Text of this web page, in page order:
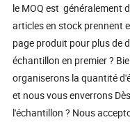
le MOQ est généralement
articles en stock prennent
page produit pour plus de
échantillon en premier ?
organiserons la quantité
et nous vous enverrons
l'échantillon ? Nous